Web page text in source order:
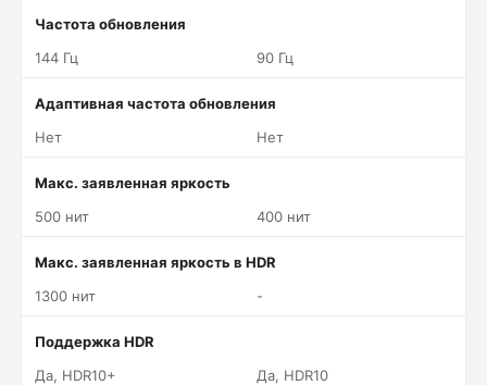
Частота обновления
144 Гц
90 Гц
Адаптивная частота обновления
Нет
Нет
Макс. заявленная яркость
500 нит
400 нит
Макс. заявленная яркость в HDR
1300 нит
-
Поддержка HDR
Да, HDR10+
Да, HDR10